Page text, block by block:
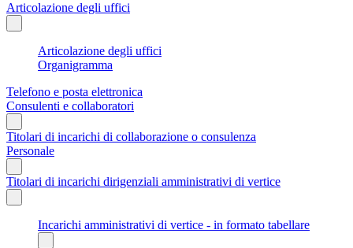
Articolazione degli uffici
Articolazione degli uffici
Organigramma
Telefono e posta elettronica
Consulenti e collaboratori
Titolari di incarichi di collaborazione o consulenza
Personale
Titolari di incarichi dirigenziali amministrativi di vertice
Incarichi amministrativi di vertice - in formato tabellare